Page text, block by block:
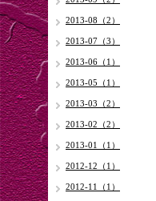
2013-08（2）
2013-07（3）
2013-06（1）
2013-05（1）
2013-03（2）
2013-02（2）
2013-01（1）
2012-12（1）
2012-11（1）